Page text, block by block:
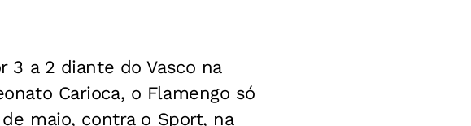
3 a 2 diante do Vasco na
Carioca, o Flamengo só
maio, contra o Sport, na